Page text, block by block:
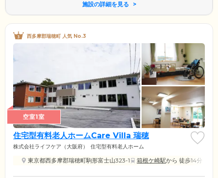
施設の詳細を見る
西多摩郡瑞穂町 人気 No.3
空室1室
住宅型有料老人ホームCare Villa 瑞穂
株式会社ライフケア（大阪府） 住宅型有料老人ホーム
東京都西多摩郡瑞穂町駒形富士山323-1 箱根ケ崎駅から 徒歩14分